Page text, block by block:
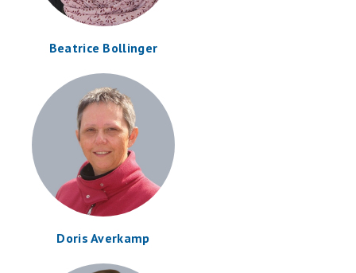
Beatrice Bollinger
Doris Averkamp